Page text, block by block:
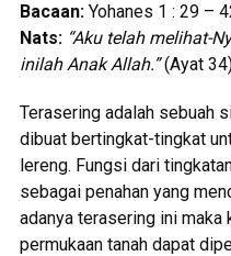
Bacaan:Yohanes 1 : 29 –
Nats: “Aku telah melihat-
inilah Anak Allah.”(Ayat
Terasering adalah sebuah
dibuat bertingkat-tingkat
lereng. Fungsi dari
sebagai penahan yang
adanya terasering ini maka
permukaan tanah dapat